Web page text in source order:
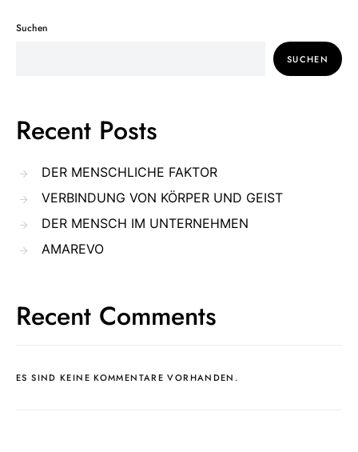
Suchen
SUCHEN
Recent Posts
DER MENSCHLICHE FAKTOR
VERBINDUNG VON KÖRPER UND GEIST
DER MENSCH IM UNTERNEHMEN
AMAREVO
Recent Comments
ES SIND KEINE KOMMENTARE VORHANDEN.